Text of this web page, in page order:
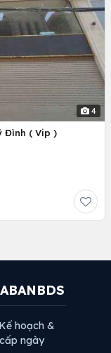
4
Đình ( Vip )
hoạch &
ngày